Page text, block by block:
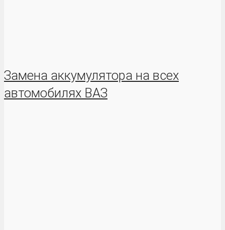
Замена аккумулятора на всех
автомобилях ВАЗ